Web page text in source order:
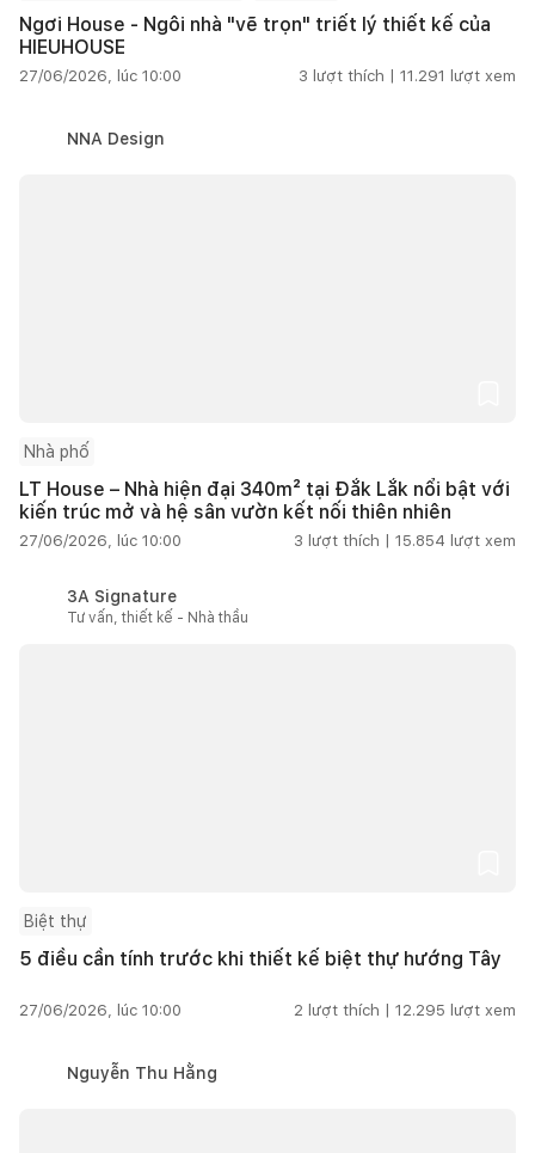
Ngơi House - Ngôi nhà "vẽ trọn" triết lý thiết kế của
HIEUHOUSE
27/06/2026, lúc 10:00 3 lượt thích | 11.291 lượt xem
NNA Design
Nhà phố
LT House – Nhà hiện đại 340m² tại Đắk Lắk nổi bật với
kiến trúc mở và hệ sân vườn kết nối thiên nhiên
27/06/2026, lúc 10:00 3 lượt thích | 15.854 lượt xem
3A Signature
Tư vấn, thiết kế - Nhà thầu
Biệt thự
5 điều cần tính trước khi thiết kế biệt thự hướng Tây
27/06/2026, lúc 10:00 2 lượt thích | 12.295 lượt xem
Nguyễn Thu Hằng